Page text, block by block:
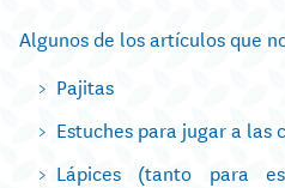
Algunos de los artículos que
Pajitas
Estuches para jugar a las
Lápices (tanto para